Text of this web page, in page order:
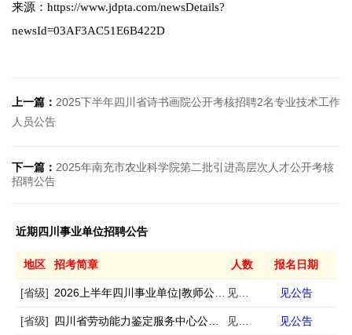
来源：https://www.jdpta.com/newsDetails?
newsId=03AF3AC51E6B422D
上一篇： 2025下半年四川省诗书画院公开考核招聘2名专业技术工作
人员公告
下一篇： 2025年南充市农业科学院第二批引进高层次人才公开考核
招聘公告
近期四川事业单位招聘公告
地区 招考简章 人数 报名日期
[省级] 2026上半年四川事业单位|教师公招考试公告汇总 见公告 见公告
[省级] 四川省劳动能力鉴定服务中心公开招聘1名编外聘用人员的公告 见公告 见公告